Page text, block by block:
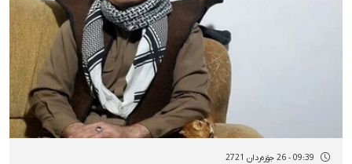
09:39 - 26 جۆزەردان 2721